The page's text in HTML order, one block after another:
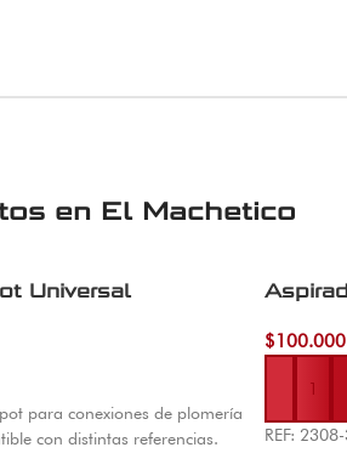
en El Machetico
Universal
para conexiones de plomería
con distintas referencias.
$100.000
Añadir al
REF: